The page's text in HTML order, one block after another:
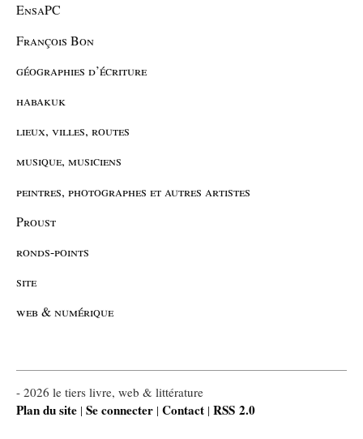
EnsaPC
François Bon
géographies d’écriture
habakuk
lieux, villes, routes
musique, musiciens
peintres, photographes et autres artistes
Proust
ronds-points
site
web & numérique
- 2026 le tiers livre, web & littérature
Plan du site | Se connecter | Contact | RSS 2.0